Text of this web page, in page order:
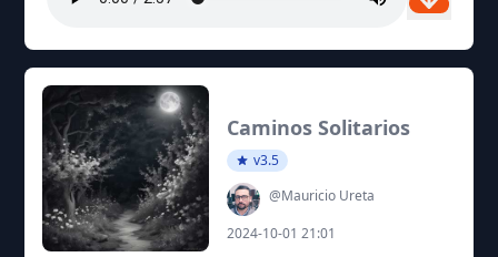
Caminos Solitarios
v3.5
@Mauricio Ureta
2024-10-01 21:01